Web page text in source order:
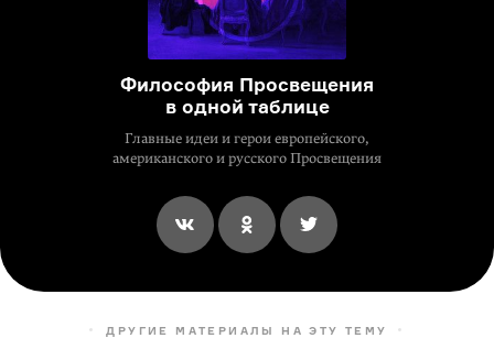
Философия Просвещения
в одной таблице
Главные идеи и герои европейского,
американского и русского Просвещения
ДРУГИЕ МАТЕРИАЛЫ НА ЭТУ ТЕМУ